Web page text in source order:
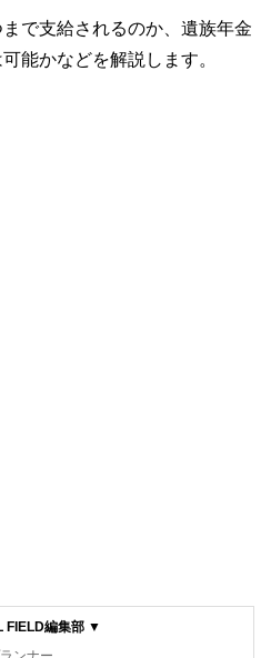
で支給されるのか、遺族年金
能かなどを解説します。
FIELD編集部 ▼